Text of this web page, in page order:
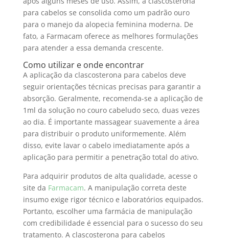
para cabelos se consolida como um padrão ouro
para o manejo da alopecia feminina moderna. De
fato, a Farmacam oferece as melhores formulações
para atender a essa demanda crescente.
Como utilizar e onde encontrar
A aplicação da clascosterona para cabelos deve
seguir orientações técnicas precisas para garantir a
absorção. Geralmente, recomenda-se a aplicação de
1ml da solução no couro cabeludo seco, duas vezes
ao dia. É importante massagear suavemente a área
para distribuir o produto uniformemente. Além
disso, evite lavar o cabelo imediatamente após a
aplicação para permitir a penetração total do ativo.
Para adquirir produtos de alta qualidade, acesse o
site da Farmacam. A manipulação correta deste
insumo exige rigor técnico e laboratórios equipados.
Portanto, escolher uma farmácia de manipulação
com credibilidade é essencial para o sucesso do seu
tratamento. A clascosterona para cabelos